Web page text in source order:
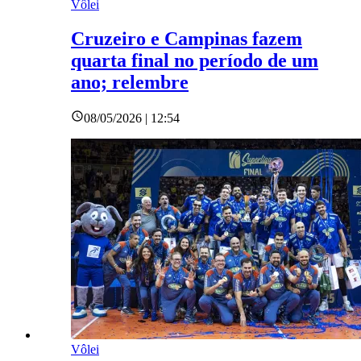
Vôlei
Cruzeiro e Campinas fazem
quarta final no período de um
ano; relembre
08/05/2026 | 12:54
Vôlei